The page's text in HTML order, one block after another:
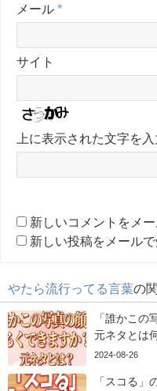
メール *
サイト
上に表示された文字を
新しいコメントをメ
新しい投稿をメール
やたら流行ってる言葉の
「誰かこの
元ネタとは
2024-08-26
「スコる」